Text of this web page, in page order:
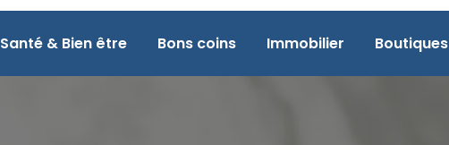
Santé & Bien être Bons coins Immobilier Boutiques